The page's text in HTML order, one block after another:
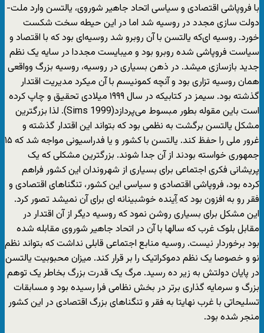
با فروپاشی اقتصادی و سیاسی اتحاد جاهیر شوروی، یالتسن وارد ملت-
دولت سازی مجدد در روسیه شد اما در این حیطه سخت شکست
خورد. روسیه ای‌که یالتسن با آن روبرو شد روسیه‌ای بود که با اقتصاد و
سیاست فروپاشی شده روبرو بود و میبایست مجددا در سایه یک نظم
جدید بازسازی میشد. در ذهن بسیاری در روسیه، روسیه بزرگ وواقعی
همان روسیه تزاری بود و آنچه کمونیسم با آن میکرد مدیریت اقتدار
گذشته بود. سیمز در کتابیکه در سال ۱۹۹۹ میلادی تحقیق و چاپ کرده
است باین مقوله بطور مبسوط می‌پردازد(Sims 1999). لذا بزرگترین
مشکل یالتسن برگشت به نظمی بود که بتواند این اقتدار گذشته و
غرور ملی را حفظ کند. یالتسن با کشور و یا فدراسیونی مواجه شد که ۱۵
جمهوری خواسته بودند از آن جدا شوند. بزرگترین مشکلی که یک
پریشانی فکری اجتماعی برای بسیاری از شهروندان این کشور فراهم
کرده بود، فروپاشی اقتصادی و سیاسی این کشور، تنگناهای اقتصادی و
فقر رو به افزون بود که آِینده خوشبینانه ای برای آن نمیشد تصور کرد.
این مشکل برای بسیاری روشن نمود که روسیه دیگر از آن اقتدار در
مقابل بلوک غرب که سالها با آن در اتحاد جاهیر شوروی مقابله شده
بود برخوردار نیست. روسیه منابع اجتماعی قابلی نداشت که بتواند نظم
نو و خصوصا یک نظم دموکراتیک را بر قرار کند. میزان محبوبیت یالتسن
در پایان دولتش به زیر ده رسید. مرگ یک قدرت بزرگ بخاطر یک توهم
بزرگ و سرمایه گذاری برتر در بخش نظامی فرا رسیده بود و مسابقات
تسلیحاتی با غرب نهایتا به فقر و تنگناهای بزرگ اقتصادی در این کشور
منجر شده بود.